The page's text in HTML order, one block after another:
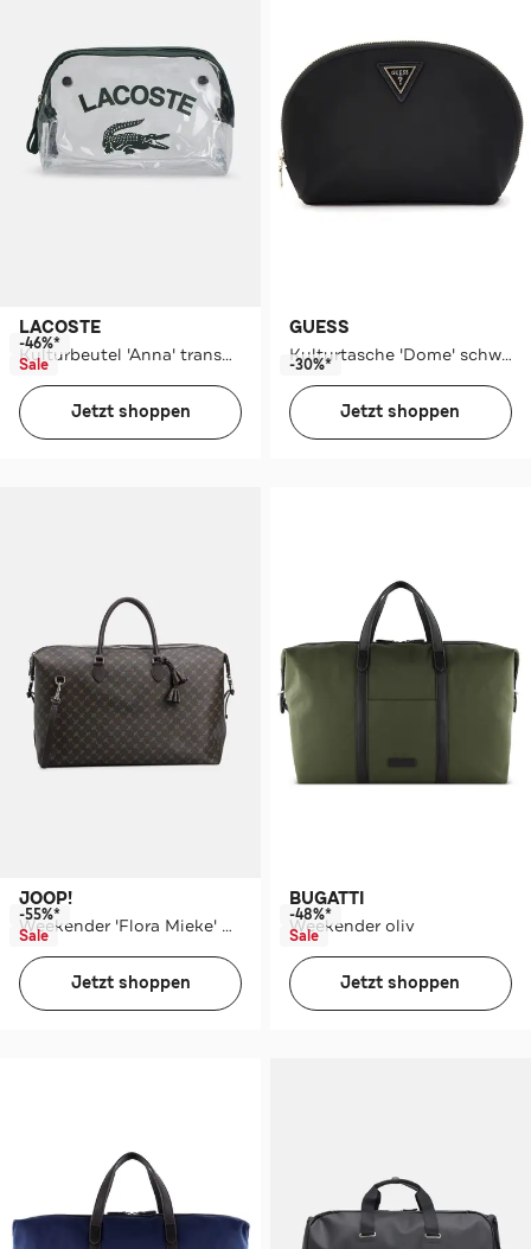
LACOSTE
Kulturbeutel 'Anna' transparent
-46%*
Sale
Jetzt shoppen
GUESS
Kulturtasche 'Dome' schwarz
-30%*
Jetzt shoppen
JOOP!
Weekender 'Flora Mieke' gemustert
-55%*
Sale
Jetzt shoppen
BUGATTI
Weekender oliv
-48%*
Sale
Jetzt shoppen